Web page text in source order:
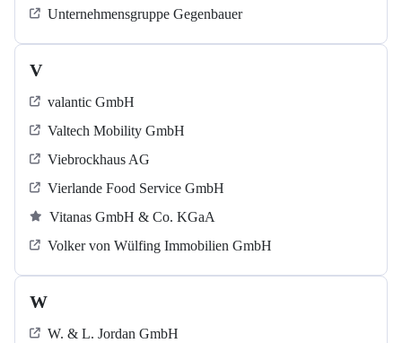
Unternehmensgruppe Gegenbauer
V
valantic GmbH
Valtech Mobility GmbH
Viebrockhaus AG
Vierlande Food Service GmbH
Vitanas GmbH & Co. KGaA
Volker von Wülfing Immobilien GmbH
W
W. & L. Jordan GmbH